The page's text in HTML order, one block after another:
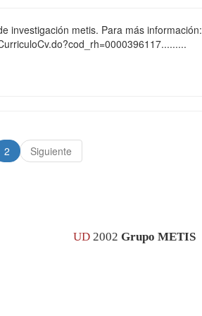
investigación metis. Para más información:
2 Siguiente
UD 2002 Grupo METIS